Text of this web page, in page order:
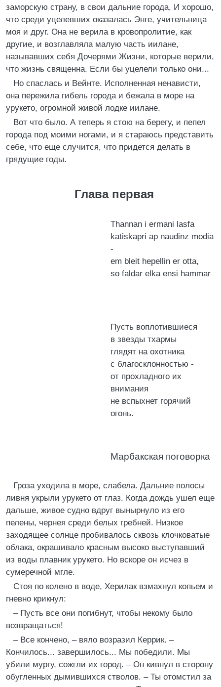
заморскую страну, в свои дальние города, И хорошо,
что среди уцелевших оказалась Энге, учительница
моя и друг. Она не верила в кровопролитие, как
другие, и возглавляла малую часть иилане,
называвших себя Дочерями Жизни, которые верили,
что жизнь священна. Если бы уцелели только они...
Но спаслась и Вейнте. Исполненная ненависти,
она пережила гибель города и бежала в море на
урукето, огромной живой лодке иилане.
Вот что было. А теперь я стою на берегу, и пепел
города под моими ногами, и я стараюсь представить
себе, что еще случится, что придется делать в
грядущие годы.
Глава первая
Thannan i ermani lasfa
katiskapri ар naudinz modia
-
em bleit hepellin er otta,
so faldar elka ensi hammar
Пусть воплотившиеся
в звезды тхармы
глядят на охотника
с благосклонностью -
от прохладного их
внимания
не вспыхнет горячий
огонь.
Марбакская поговорка
Гроза уходила в море, слабела. Дальние полосы
ливня укрыли урукето от глаз. Когда дождь ушел еще
дальше, живое судно вдруг вынырнуло из его
пелены, чернея среди белых гребней. Низкое
заходящее солнце пробивалось сквозь клочковатые
облака, окрашивало красным высоко выступавший
из воды плавник урукето. Но вскоре он исчез в
сумеречной мгле.
Стоя по колено в воде, Херилак взмахнул копьем и
гневно крикнул:
– Пусть все они погибнут, чтобы некому было
возвращаться!
– Все кончено, – вяло возразил Керрик. –
Кончилось... завершилось... Мы победили. Мы
убили мургу, сожгли их город. – Он кивнул в сторону
обугленных дымившихся стволов. – Ты отомстил за